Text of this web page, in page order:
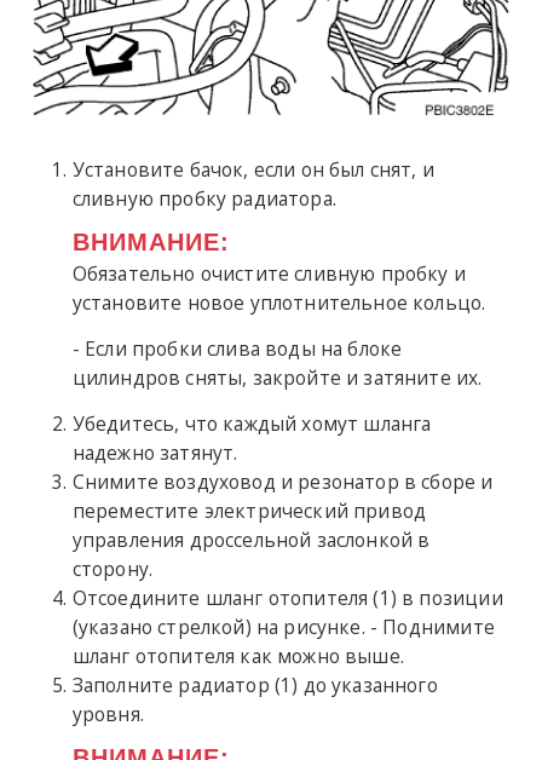
Установите бачок, если он был снят, и
сливную пробку радиатора.
ВНИМАНИЕ:
Обязательно очистите сливную пробку и
установите новое уплотнительное кольцо.
- Если пробки слива воды на блоке
цилиндров сняты, закройте и затяните их.
Убедитесь, что каждый хомут шланга
надежно затянут.
Снимите воздуховод и резонатор в сборе и
переместите электрический привод
управления дроссельной заслонкой в
сторону.
Отсоедините шланг отопителя (1) в позиции
(указано стрелкой) на рисунке. - Поднимите
шланг отопителя как можно выше.
Заполните радиатор (1) до указанного
уровня.